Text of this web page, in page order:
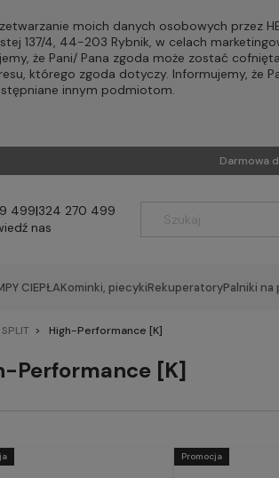
moich danych osobowych przez
137/4, 44-203 Rybnik, w celach
że Pani/ Pana zgoda może zostać
którego zgoda dotyczy. Informujemy, że
innym podmiotom.
Darmowa
499|324 270 499
nas
CIEPŁAKominki, piecykiRekuperatoryPalniki na
SPLIT High-Performance [K]
Performance [K]
Promocja